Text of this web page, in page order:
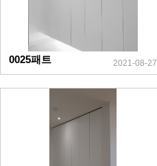
0025패트 2021-08-27